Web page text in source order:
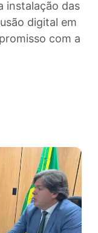
no Ministério
a instalação
digital